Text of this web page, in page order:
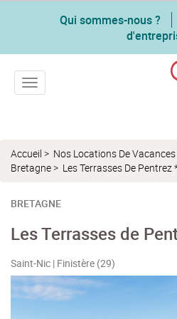
Qui sommes-nous ?
Toggle navigation
Accueil > Nos Locations De Vacances
Bretagne> Les Terrasses De Pentrez
BRETAGNE
Les Terrasses de
Saint-Nic | Finistère (29)